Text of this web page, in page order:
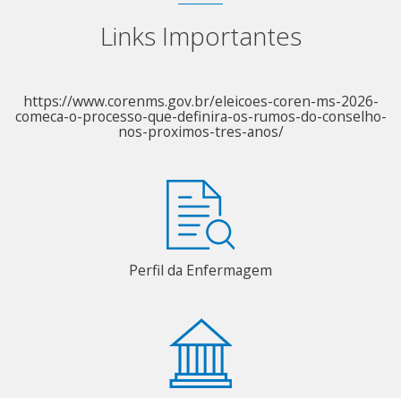
Links Importantes
https://www.corenms.gov.br/eleicoes-coren-ms-2026-
comeca-o-processo-que-definira-os-rumos-do-conselho-
nos-proximos-tres-anos/
Perfil da Enfermagem